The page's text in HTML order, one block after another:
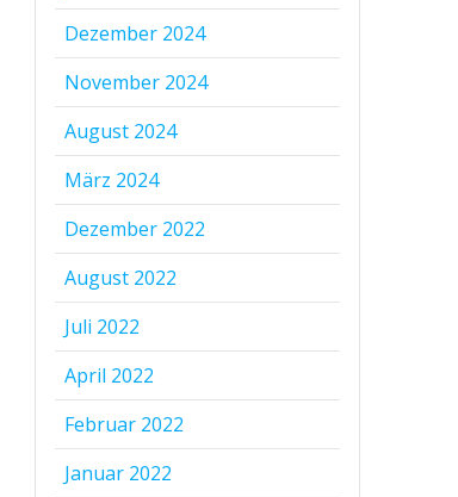
Dezember 2024
November 2024
August 2024
März 2024
Dezember 2022
August 2022
Juli 2022
April 2022
Februar 2022
Januar 2022